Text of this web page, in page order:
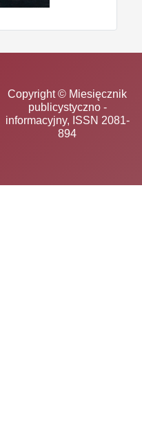
Copyright © Miesięcznik
publicystyczno -
informacyjny, ISSN 2081-
894